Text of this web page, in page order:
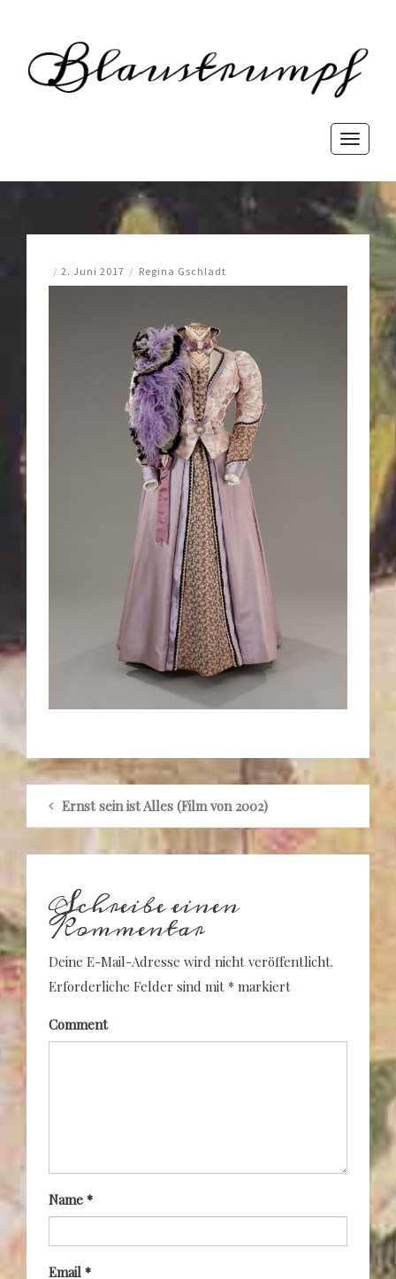
Toggle
/ 2. Juni 2017 / Regina Gschladt
Ernst sein ist Alles (Film von 2002)
Schreibe einen
Kommentar
Deine E-Mail-Adresse wird nicht veröffentlicht.
Erforderliche Felder sind mit * markiert
Comment
Name *
Email *